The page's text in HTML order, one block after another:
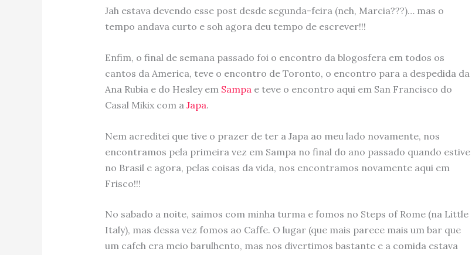
Jah estava devendo esse post desde segunda-feira (neh, Marcia???)… mas o
tempo andava curto e soh agora deu tempo de escrever!!!
Enfim, o final de semana passado foi o encontro da blogosfera em todos os
cantos da America, teve o encontro de Toronto, o encontro para a despedida da
Ana Rubia e do Hesley em Sampae teve o encontro aqui em San Francisco do
Casal Mikix com a Japa.
Nem acreditei que tive o prazer de ter a Japa ao meu lado novamente, nos
encontramos pela primeira vez em Sampa no final do ano passado quando estive
no Brasil e agora, pelas coisas da vida, nos encontramos novamente aqui em
Frisco!!!
No sabado a noite, saimos com minha turma e fomos no Steps of Rome (na Little
Italy), mas dessa vez fomos ao Caffe. O lugar (que mais parece mais um bar que
um cafeh era meio barulhento, mas nos divertimos bastante e a comida estava